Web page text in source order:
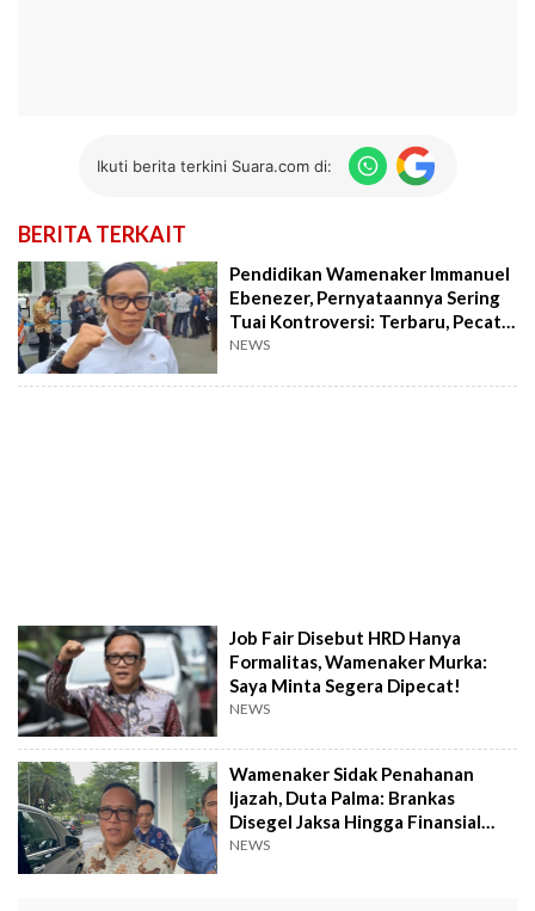
Ikuti berita terkini Suara.com di:
BERITA TERKAIT
Pendidikan Wamenaker Immanuel
Ebenezer, Pernyataannya Sering
Tuai Kontroversi: Terbaru, Pecat
HRD!
NEWS
Job Fair Disebut HRD Hanya
Formalitas, Wamenaker Murka:
Saya Minta Segera Dipecat!
NEWS
Wamenaker Sidak Penahanan
Ijazah, Duta Palma: Brankas
Disegel Jaksa Hingga Finansial
Kantor
NEWS